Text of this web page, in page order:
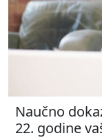
Naučno
22. godine